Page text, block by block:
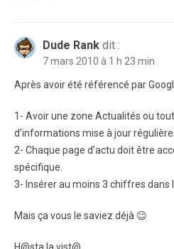
Dude Rank dit :
7 mars 2010 à 1 h 23 min
Après avoir été référencé par
1- Avoir une zone Actualités ou
d’informations mise à jour
2- Chaque page d’actu doit être
spécifique.
3- Insérer au moins 3 chiffres dans
Mais ça vous le saviez déjà 😉